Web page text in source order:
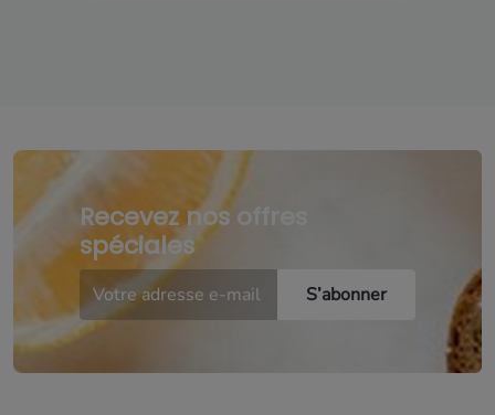
Recevez nos offres
spéciales